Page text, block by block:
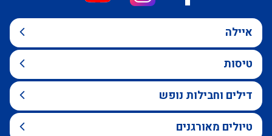
איילה
טיסות
דילים וחבילות נופש
טיולים מאורגנים